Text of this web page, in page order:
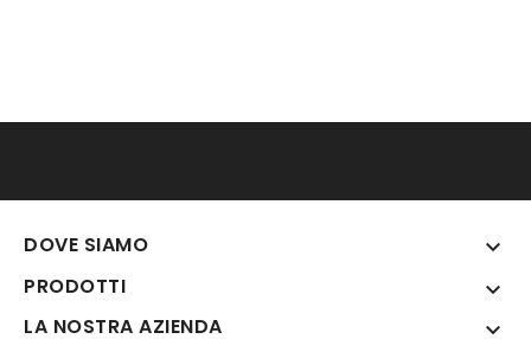
DOVE SIAMO 
PRODOTTI 
LA NOSTRA AZIENDA 